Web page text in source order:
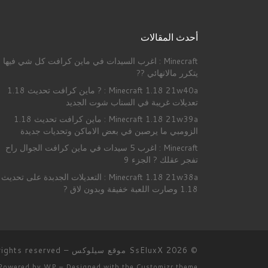
أحدث المقالات
Minecraft : اغرب السيدات في ماين كرافت كل شي فيها
يتكرر مالانهائي ??
Minecraft 1.18 21w40a : ? ماين كرافت تحديث 1.18
تعديلات غريبة في السناب شوت الجديد
Minecraft 1.18 21w39a : ماين كرافت تحديث 1.18
الزومبي ما يرصبن في بعض الاماكن وتحديات جديدة
Minecraft : اغرب 5 سيدات في ماين كرافت الجوال راح
تفجر عقلك ? الجزء 9
Minecraft 1.18 21w38a : التعديلات الجدبدة على تحديث
1.18 وصارت اللعبة خفيفة وبدون لاق ?
© 2026 SsEluxX موقع سيلوكس – All rights reserved